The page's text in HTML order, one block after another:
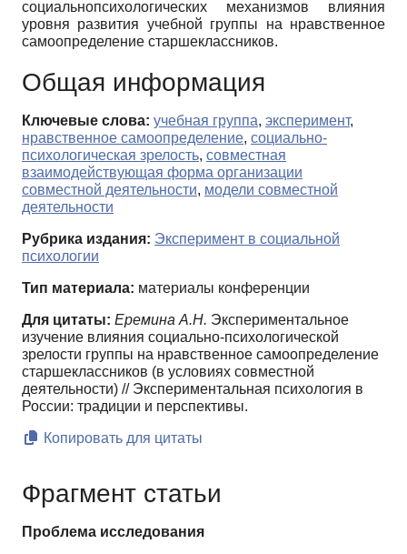
социальнопсихологических механизмов влияния
уровня развития учебной группы на нравственное
самоопределение старшеклассников.
Общая информация
Ключевые слова: учебная группа, эксперимент,
нравственное самоопределение, социально-
психологическая зрелость, совместная
взаимодействующая форма организации
совместной деятельности, модели совместной
деятельности
Рубрика издания: Эксперимент в социальной
психологии
Тип материала: материалы конференции
Для цитаты: Еремина А.Н. Экспериментальное
изучение влияния социально-психологической
зрелости группы на нравственное самоопределение
старшеклассников (в условиях совместной
деятельности) // Экспериментальная психология в
России: традиции и перспективы.
Копировать для цитаты
Фрагмент статьи
Проблема исследования